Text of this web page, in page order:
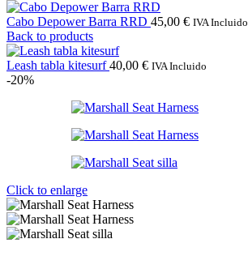
Cabo Depower Barra RRD 45,00 € IVA Incluido
Back to products
Leash tabla kitesurf40,00 € IVA Incluido
-20%
Click to enlarge